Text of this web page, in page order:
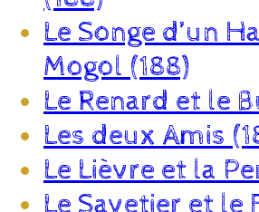
Le Songe d’un
Mogol (188)
Le Renard et le
Les deux Amis
Le Lièvre et la
Le Savetier et le